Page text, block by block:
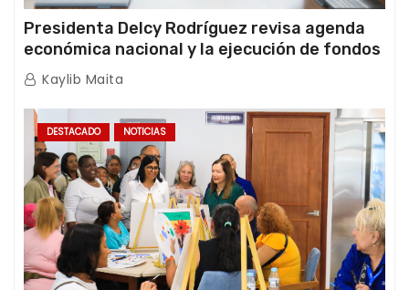
Presidenta Delcy Rodríguez revisa agenda
económica nacional y la ejecución de fondos
de emergencia post-sismos
Kaylib Maita
DESTACADO NOTICIAS